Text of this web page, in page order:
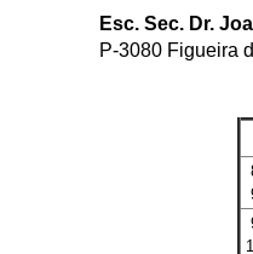
Esc. Sec. Dr.
P-3080 Figueira